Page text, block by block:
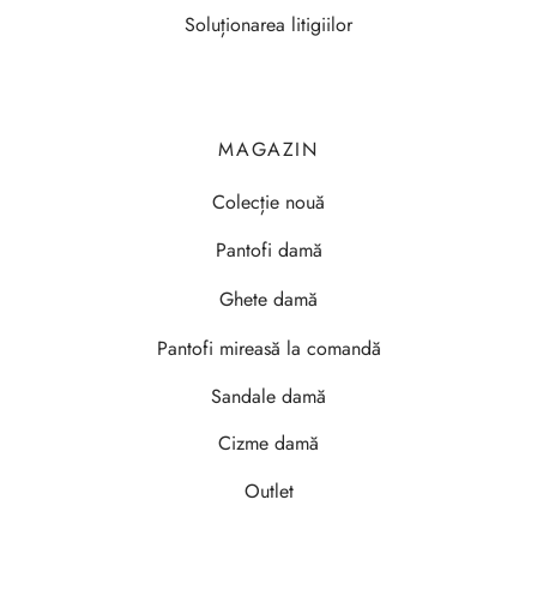
Soluționarea litigiilor
MAGAZIN
Colecție nouă
Pantofi damă
Ghete damă
Pantofi mireasă la comandă
Sandale damă
Cizme damă
Outlet